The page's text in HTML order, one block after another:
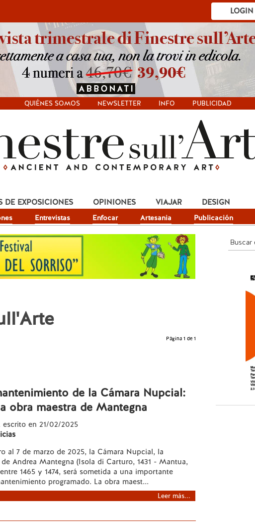
LOGIN
QUIÉNES SOMOS NEWSLETTER INFO PUBLICIDAD
Entrevistas Enfocar Artesania Publicación
DE EXPOSICIONES OPINIONES VIAJAR DESIGN
Página 1 de 1
de la Cámara Nupcial:
obra maestra de Mantegna
escrito en 21/02/2025
al 7 de marzo de 2025, la Cámara Nupcial, la
Andrea Mantegna (Isola di Carturo, 1431 - Mantua,
1465 y 1474, será sometida a una importante
programado. La obra maest...
Leer más...